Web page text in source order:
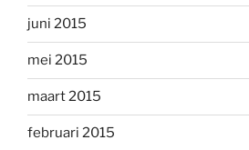
juni 2015
mei 2015
maart 2015
februari 2015